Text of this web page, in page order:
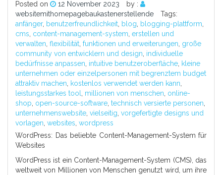
Posted on 12 November 2023
by :
websitemithomepagebaukastenerstellende
Tags:
anfänger, benutzerfreundlichkeit blog blogging-plattform
cms content-management-system erstellen und
verwalten flexibilität funktionen und erweiterungen große
community von entwicklern und design individuelle
bedürfnisse anpassen intuitive benutzeroberfläche kleine
unternehmen oder einzelpersonen mit begrenztem budget
attraktiv machen kostenlos verwendet werden kann
leistungsstarkes tool
millionen von menschen online-
shop open-source-software technisch versierte personen
unternehmenswebsite vielseitig vorgefertigte designs und
vorlagen websites wordpress
WordPress: Das beliebte Content-Management-System für
Websites
WordPress ist ein Content-Management-System (CMS), das
weltweit von Millionen von Menschen genutzt wird, um ihre